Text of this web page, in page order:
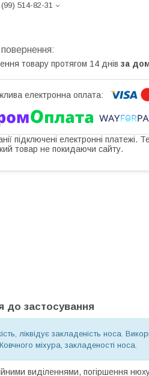
514-82-31
товару протягом 14 днів за
підключені електронні платежі.
товар не покидаючи сайту.
до застосування
ліквідує закладеність носа.
міхура, закладеності носа.
виділеннями, погіршення